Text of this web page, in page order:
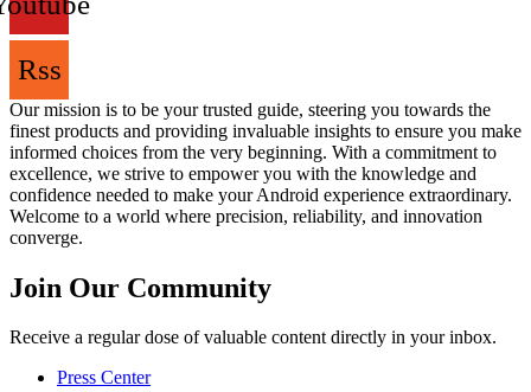
Rss
Our mission is to be your trusted guide, steering you towards the
finest products and providing invaluable insights to ensure you make
informed choices from the very beginning. With a commitment to
excellence, we strive to empower you with the knowledge and
confidence needed to make your Android experience extraordinary.
Welcome to a world where precision, reliability, and innovation
converge.
Join Our Community
Receive a regular dose of valuable content directly in your inbox.
Press Center